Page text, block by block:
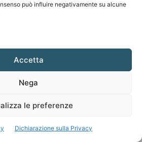
può influire negativamente su alcune
Accetta
Nega
le preferenze
Dichiarazione sulla Privacy